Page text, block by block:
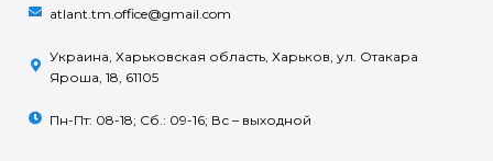
atlant.tm.office@gmail.com
Украина, Харьковская область, Харьков, ул. Отакара
Яроша, 18, 61105
Пн-Пт: 08-18; Сб.: 09-16; Вс – выходной